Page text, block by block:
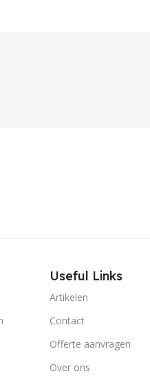
Useful Links
Artikelen
Contact
Offerte aanvragen
Over ons